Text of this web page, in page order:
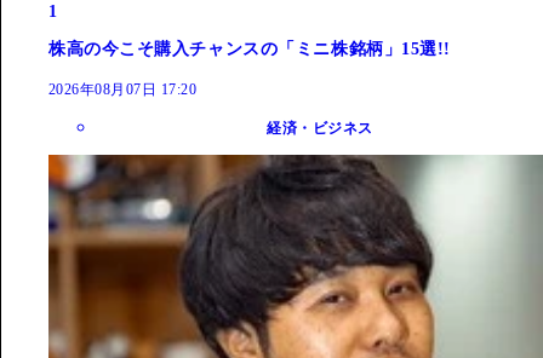
1
株高の今こそ購入チャンスの「ミニ株銘柄」15選!!
2026年08月07日 17:20
経済・ビジネス